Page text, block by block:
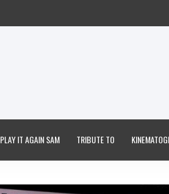
PLAY IT AGAIN SAM TRIBUTE TO